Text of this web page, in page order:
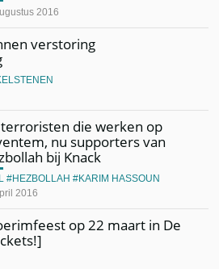
2016
verstoring
die werken op
nu supporters van
bij Knack
2016
HEZBOLLAH KARIM HASSOUN
op 22 maart in De